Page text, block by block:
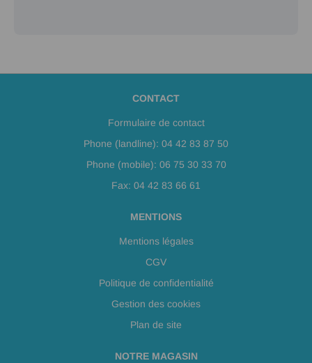
CONTACT
Formulaire de contact
Phone (landline): 04 42 83 87 50
Phone (mobile): 06 75 30 33 70
Fax: 04 42 83 66 61
MENTIONS
Mentions légales
CGV
Politique de confidentialité
Gestion des cookies
Plan de site
NOTRE MAGASIN